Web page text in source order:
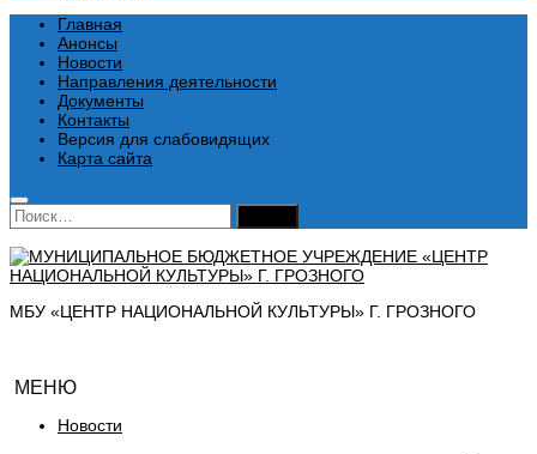
Главная
Анонсы
Новости
Направления деятельности
Документы
Контакты
Версия для слабовидящих
Карта сайта
Найти:
МБУ «ЦЕНТР НАЦИОНАЛЬНОЙ КУЛЬТУРЫ» Г. ГРОЗНОГО
МЕНЮ
Новости